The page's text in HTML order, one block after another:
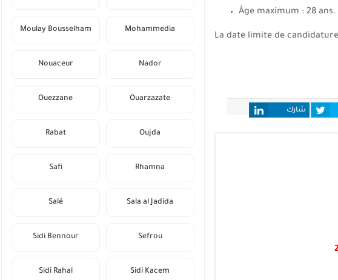
Âge maximum : 28 ans.
La date limite de
شارك
Mohammedia
Moulay Bousselham
Nador
Nouaceur
Ouarzazate
Ouezzane
Oujda
Rabat
Rhamna
Safi
Sala al Jadida
Salé
Sefrou
Sidi Bennour
Sidi Kacem
Sidi Rahal